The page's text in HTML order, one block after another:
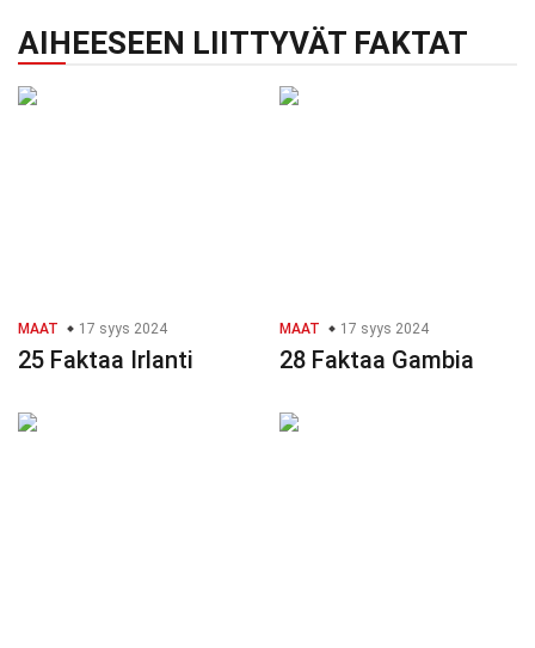
AIHEESEEN LIITTYVÄT FAKTAT
MAAT 17 syys 2024
25 Faktaa Irlanti
MAAT 17 syys 2024
28 Faktaa Gambia